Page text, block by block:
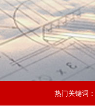
热门关键词：